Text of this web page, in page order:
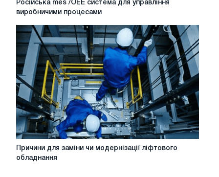
система
для
управління
виробничими
процесами
Російська mes /OEE система для управління
виробничими процесами
Причини
для
Причини для заміни чи модернізації ліфтового
обладнання